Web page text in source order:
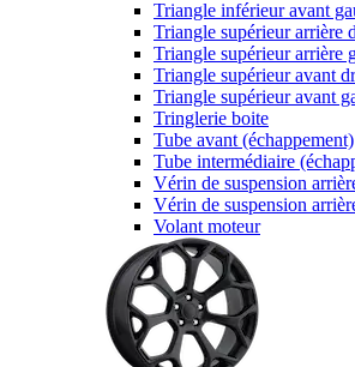
Triangle inférieur avant
Triangle supérieur arrière
Triangle supérieur arrière
Triangle supérieur avant
Triangle supérieur avant
Tringlerie boite
Tube avant (échappement)
Tube intermédiaire
Vérin de suspension
Vérin de suspension
Volant moteur